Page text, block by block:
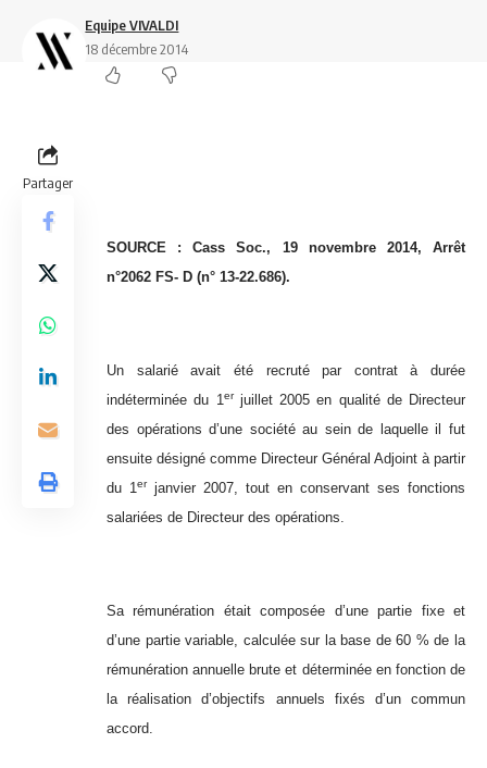
Equipe VIVALDI
18 décembre 2014
Partager
SOURCE : Cass Soc., 19 novembre 2014, Arrêt
n°2062 FS- D (n° 13-22.686).
Un salarié avait été recruté par contrat à durée
indéterminée du 1erjuillet 2005 en qualité de Directeur
des opérations d’une société au sein de laquelle il fut
ensuite désigné comme Directeur Général Adjoint à partir
du 1erjanvier 2007, tout en conservant ses fonctions
salariées de Directeur des opérations.
Sa rémunération était composée d’une partie fixe et
d’une partie variable, calculée sur la base de 60 % de la
rémunération annuelle brute et déterminée en fonction de
la réalisation d’objectifs annuels fixés d’un commun
accord.